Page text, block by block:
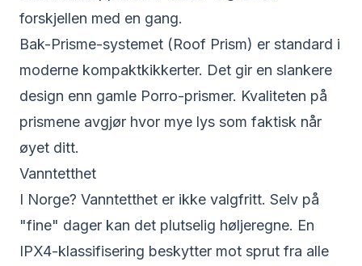
forskjellen med en gang.
Bak-Prisme-systemet (Roof Prism) er standard i
moderne kompaktkikkerter. Det gir en slankere
design enn gamle Porro-prismer. Kvaliteten på
prismene avgjør hvor mye lys som faktisk når
øyet ditt.
Vanntetthet
I Norge? Vanntetthet er ikke valgfritt. Selv på
"fine" dager kan det plutselig høljeregne. En
IPX4-klassifisering beskytter mot sprut fra alle